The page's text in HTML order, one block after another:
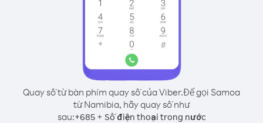
Quay số từ bàn phím quay số của Viber.Để gọi Samoa
từ Namibia, hãy quay số như
sau:+685+ Số điện thoại trong nước